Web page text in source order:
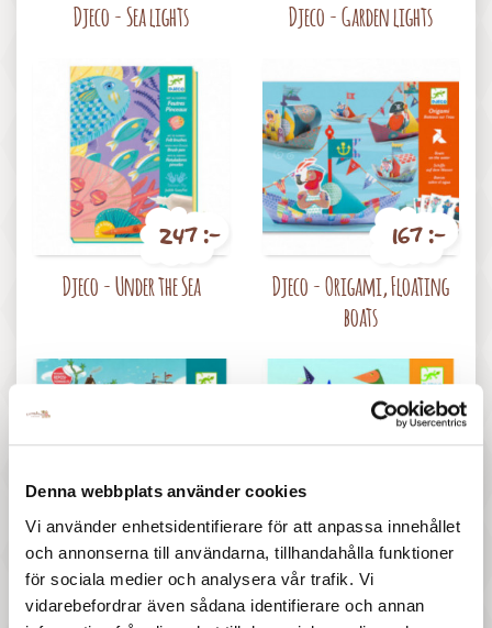
Denna webbplats använder cookies
Vi använder enhetsidentifierare för att anpassa innehållet
och annonserna till användarna, tillhandahålla funktioner
för sociala medier och analysera vår trafik. Vi
vidarebefordrar även sådana identifierare och annan
Djeco - Sea lights Djeco - Garden lights
247 :-
Djeco - Under the Sea
167 :-
Djeco - Origami, Floating
boats
177 :-
Djeco - Adventures at sea
97 :-
Djeco - Origami, Dinosaurs